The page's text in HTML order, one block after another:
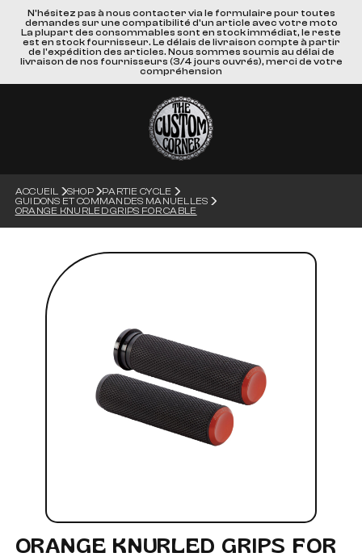
N'hésitez pas à nous contacter via le formulaire pour toutes
demandes sur une compatibilité d'un article avec votre moto
La plupart des consommables sont en stock immédiat, le reste
est en stock fournisseur. Le délais de livraison compte à partir
de l'expédition des articles. Nous sommes soumis au délai de
livraison de nos fournisseurs (3/4 jours ouvrés), merci de votre
compréhension
ACCUEIL SHOP
PARTIE CYCLE
GUIDONS ET COMMANDES MANUELLES
ORANGE KNURLED GRIPS FOR CABLE
ORANGE KNURLED GRIPS FOR